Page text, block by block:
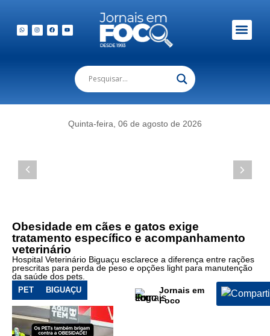
Quinta-feira, 06 de agosto de 2026
Obesidade em cães e gatos exige
tratamento específico e acompanhamento
veterinário
Hospital Veterinário Biguaçu esclarece a diferença entre rações
prescritas para perda de peso e opções light para manutenção
da saúde dos pets.
PET BIGUAÇU
Jornais em
Foco